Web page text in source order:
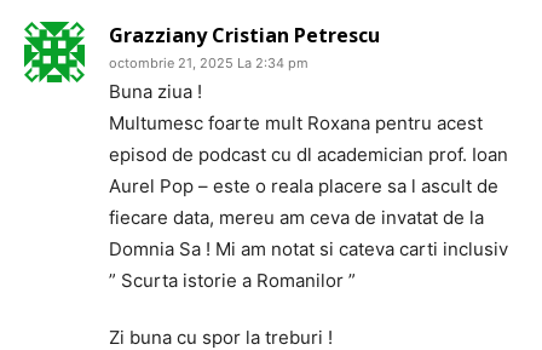
Grazziany Cristian Petrescu
octombrie 21, 2025 La 2:34 pm
Buna ziua !
Multumesc foarte mult Roxana pentru acest
episod de podcast cu dl academician prof. Ioan
Aurel Pop – este o reala placere sa l ascult de
fiecare data, mereu am ceva de invatat de la
Domnia Sa ! Mi am notat si cateva carti inclusiv
” Scurta istorie a Romanilor ”
Zi buna cu spor la treburi !